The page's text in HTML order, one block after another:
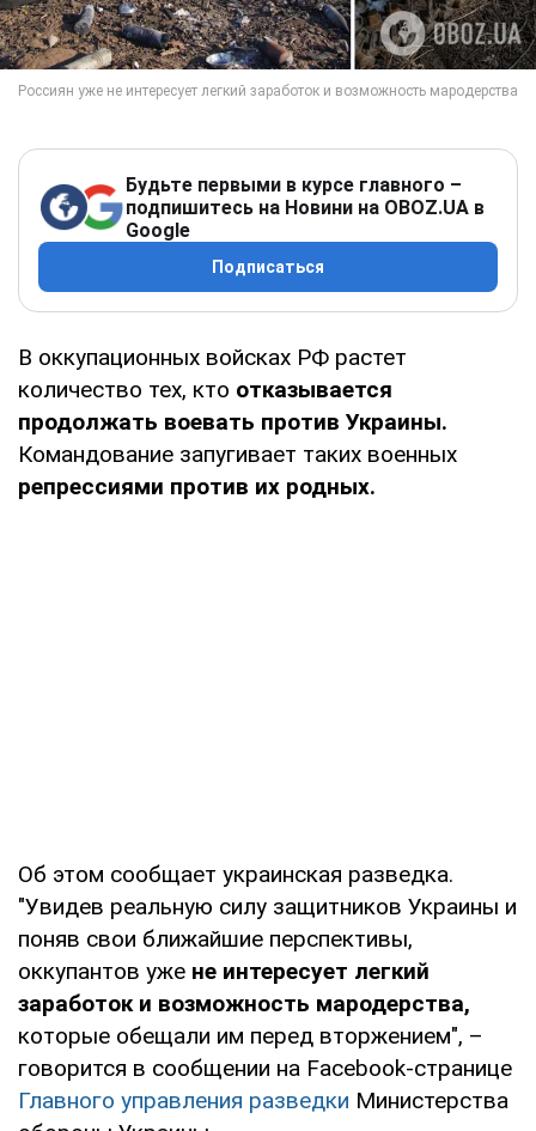
Будьте первыми в курсе главного –
подпишитесь на Новини на OBOZ.UA в
Google
Подписаться
В оккупационных войсках РФ растет
количество тех, кто отказывается
продолжать воевать против Украины.
Командование запугивает таких военных
репрессиями против их родных.
Об этом сообщает украинская разведка.
"Увидев реальную силу защитников Украины и
поняв свои ближайшие перспективы,
оккупантов уже не интересует легкий
заработок и возможность мародерства,
которые обещали им перед вторжением", –
говорится в сообщении на Facebook-странице
Главного управления разведки Министерства